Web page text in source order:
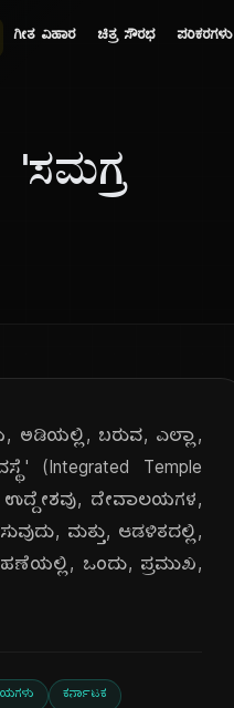
ಗೀತ ವಿಹಾರ ಚಿತ್ರ ಸೌರಭ ಪರಿಕರಗಳು
ಅಡಿಯಲ್ಲಿ, ಬರುವ, ಎಲ್ಲಾ,
(Integrated Temple
ದೇವಾಲಯಗಳ,
ಮತ್ತು, ಆಡಳಿತದಲ್ಲಿ,
ಒಂದು, ಪ್ರಮುಖ,
ಕರ್ನಾಟಕ